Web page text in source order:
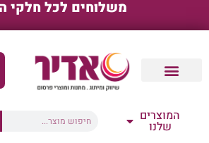
משלוחים לכל חלקי
המוצרים
שלנו